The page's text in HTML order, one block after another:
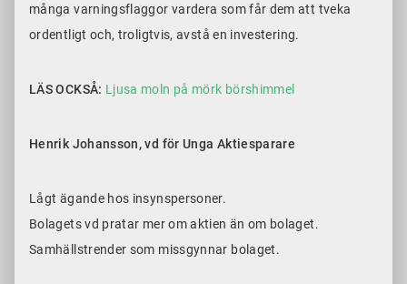
många varningsflaggor vardera som får dem att tveka
ordentligt och, troligtvis, avstå en investering.
LÄS OCKSÅ: Ljusa moln på mörk börshimmel
Henrik Johansson, vd för Unga Aktiesparare
Lågt ägande hos insynspersoner.
Bolagets vd pratar mer om aktien än om bolaget.
Samhällstrender som missgynnar bolaget.